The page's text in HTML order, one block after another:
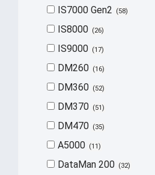
IS7000 Gen2 58
IS8000 26
IS9000 17
DM260 16
DM360 52
DM370 51
DM470 35
A5000 11
DataMan 200 32